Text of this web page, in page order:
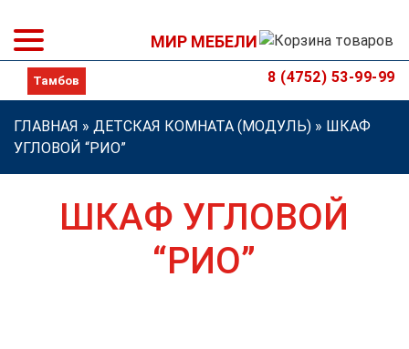
МИР МЕБЕЛИ
8 (4752) 53-99-99
ГЛАВНАЯ » ДЕТСКАЯ КОМНАТА (МОДУЛЬ) » ШКАФ
УГЛОВОЙ “РИО”
ШКАФ УГЛОВОЙ
“РИО”